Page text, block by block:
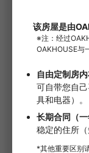
共益費・管理费
禮金
行政费
离职结算费